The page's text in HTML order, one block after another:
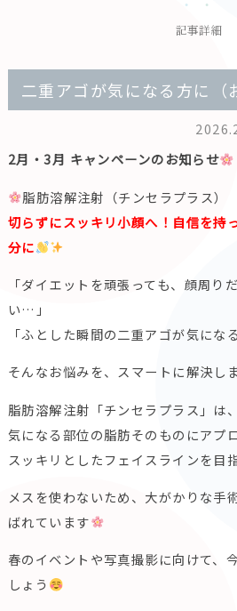
記事詳細
二重アゴが気になる方に（
2月・3月 キャンペーンのお知らせ
脂肪溶解注射（チンセラプラス）
切らずにスッキリ小顔へ！自信を持
分に
「ダイエットを頑張っても、顔周り
い…」
「ふとした瞬間の二重アゴが気になる
そんなお悩みを、スマートに解決し
脂肪溶解注射「チンセラプラス」は、
気になる部位の脂肪そのものにアプ
スッキリとしたフェイスラインを目
メスを使わないため、大がかりな手
ばれています
春のイベントや写真撮影に向けて、
しょう